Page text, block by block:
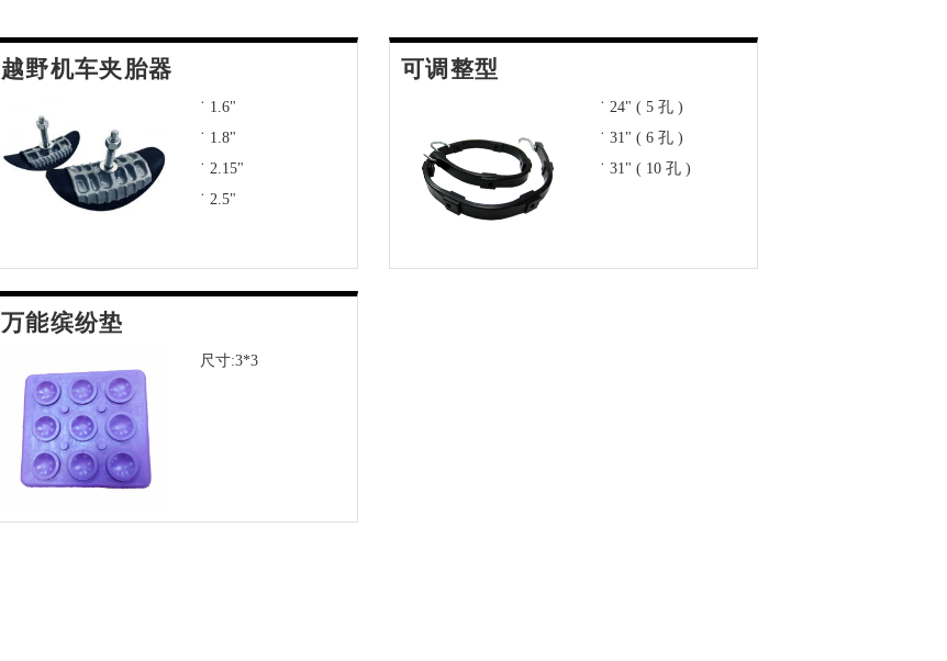
越野机车夹胎器
˙ 1.6"
˙ 1.8"
˙ 2.15"
˙ 2.5"
可调整型
˙ 24" ( 5 孔 )
˙ 31" ( 6 孔 )
˙ 31" ( 10 孔 )
万能缤纷垫
尺寸:3*3